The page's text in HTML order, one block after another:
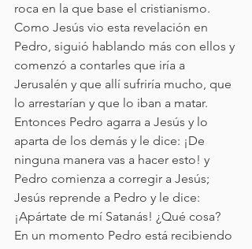
roca en la que base el cristianismo.
Como Jesús vio esta revelación en
Pedro, siguió hablando más con ellos y
comenzó a contarles que iría a
Jerusalén y que allí sufriría mucho, que
lo arrestarían y que lo iban a matar.
Entonces Pedro agarra a Jesús y lo
aparta de los demás y le dice: ¡De
ninguna manera vas a hacer esto! y
Pedro comienza a corregir a Jesús;
Jesús reprende a Pedro y le dice:
¡Apártate de mí Satanás! ¿Qué cosa?
En un momento Pedro está recibiendo